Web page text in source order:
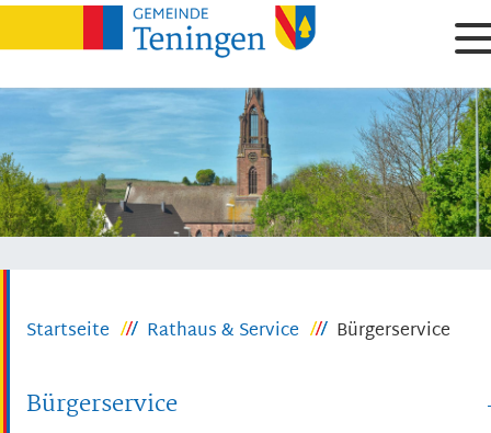
Startseite Rathaus & Service Bürgerservice
Bürgerservice